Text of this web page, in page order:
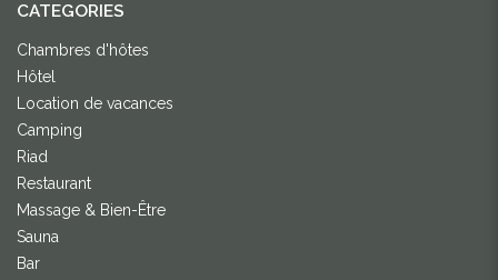
CATEGORIES
Chambres d'hôtes
Hôtel
Location de vacances
Camping
Riad
Restaurant
Massage & Bien-Être
Sauna
Bar